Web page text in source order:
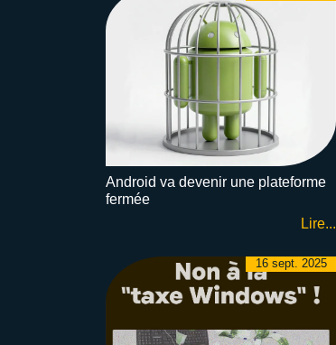
Android va devenir une plateforme
fermée
Lire...
16 sept. 2025